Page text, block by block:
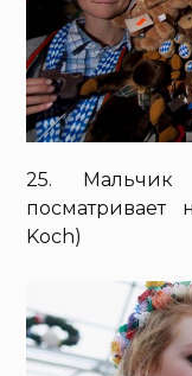
25. Мальчик
Koch)